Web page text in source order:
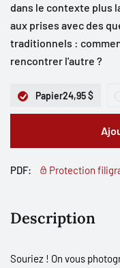
dans le contexte plus
aux prises avec des
traditionnels :
rencontrer l'autre ?
Papier24,95 $
PDF: Protection
Description
Souriez ! On vous